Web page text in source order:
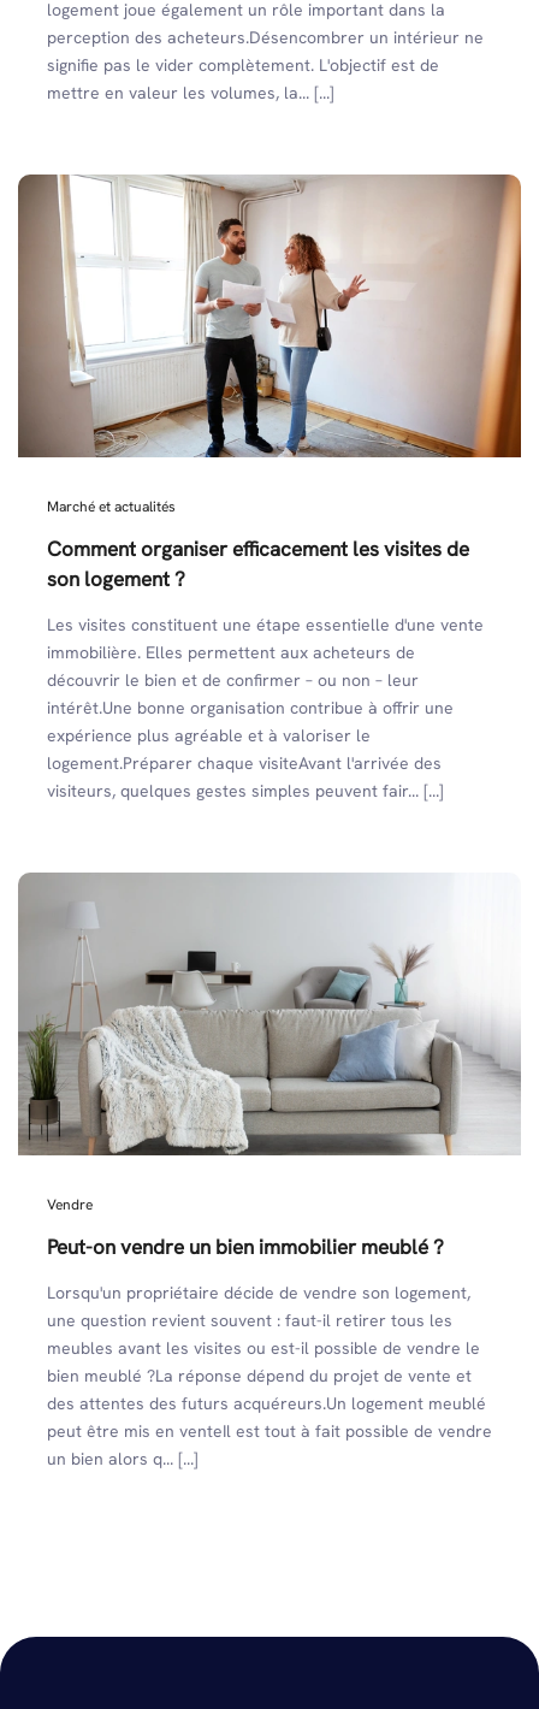
logement joue également un rôle important dans la
perception des acheteurs.Désencombrer un intérieur ne
signifie pas le vider complètement. L'objectif est de
mettre en valeur les volumes, la... [...]
Marché et actualités
Comment organiser efficacement les visites de
son logement ?
Les visites constituent une étape essentielle d'une vente
immobilière. Elles permettent aux acheteurs de
découvrir le bien et de confirmer – ou non – leur
intérêt.Une bonne organisation contribue à offrir une
expérience plus agréable et à valoriser le
logement.Préparer chaque visiteAvant l'arrivée des
visiteurs, quelques gestes simples peuvent fair... [...]
Vendre
Peut-on vendre un bien immobilier meublé ?
Lorsqu'un propriétaire décide de vendre son logement,
une question revient souvent : faut-il retirer tous les
meubles avant les visites ou est-il possible de vendre le
bien meublé ?La réponse dépend du projet de vente et
des attentes des futurs acquéreurs.Un logement meublé
peut être mis en venteIl est tout à fait possible de vendre
un bien alors q... [...]